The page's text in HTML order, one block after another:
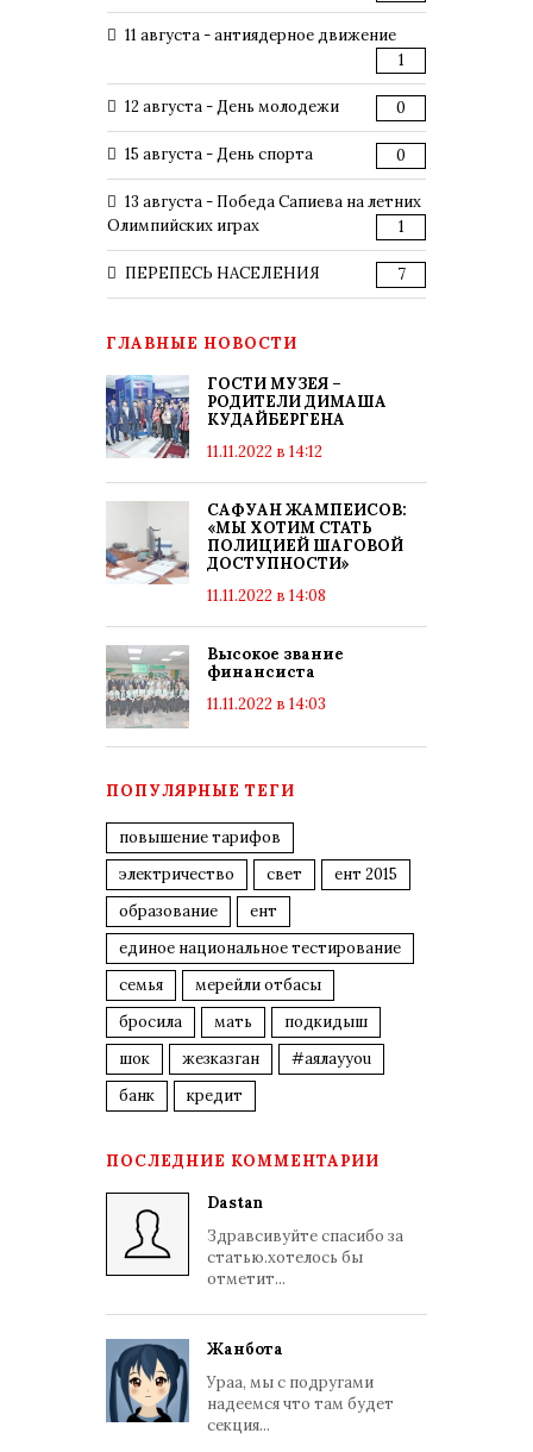
11 августа - антиядерное движение
1
12 августа - День молодежи 0
15 августа - День спорта 0
13 августа - Победа Сапиева на летних
Олимпийских играх
1
ПЕРЕПЕСЬ НАСЕЛЕНИЯ 7
ГЛАВНЫЕ НОВОСТИ
ГОСТИ МУЗЕЯ –
РОДИТЕЛИ ДИМАША
КУДАЙБЕРГЕНА
11.11.2022 в 14:12
САФУАН ЖАМПЕИСОВ:
«МЫ ХОТИМ СТАТЬ
ПОЛИЦИЕЙ ШАГОВОЙ
ДОСТУПНОСТИ»
11.11.2022 в 14:08
Высокое звание
финансиста
11.11.2022 в 14:03
ПОПУЛЯРНЫЕ ТЕГИ
повышение тарифов
электричество
свет
ент 2015
образование
ент
единое национальное тестирование
семья
мерейли отбасы
бросила
мать
подкидыш
шок
жезказган
#аялауyou
банк
кредит
ПОСЛЕДНИЕ КОММЕНТАРИИ
Dastan
Здравсивуйте спасибо за
статью.хотелось бы
отметит...
Жанбота
Ураа, мы с подругами
надеемся что там будет
секция...